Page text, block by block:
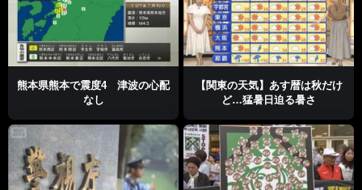
熊本県熊本で震度4 津波の心配
なし
【関東の天気】あす暦は秋だけ
ど…猛暑日迫る暑さ